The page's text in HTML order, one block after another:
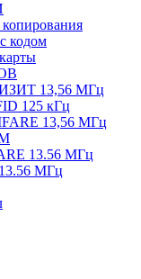
кодом
13,56 МГц
125 кГц
13,56 МГц
13.56 МГц
МГц